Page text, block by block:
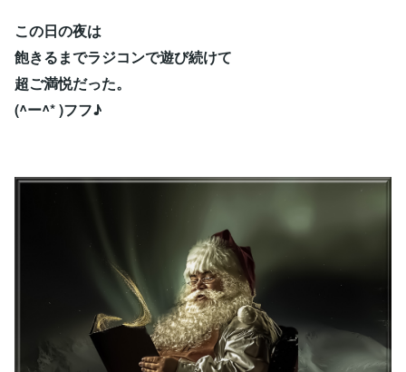
この日の夜は
飽きるまでラジコンで遊び続けて
超ご満悦だった。
(^ー^* )フフ♪